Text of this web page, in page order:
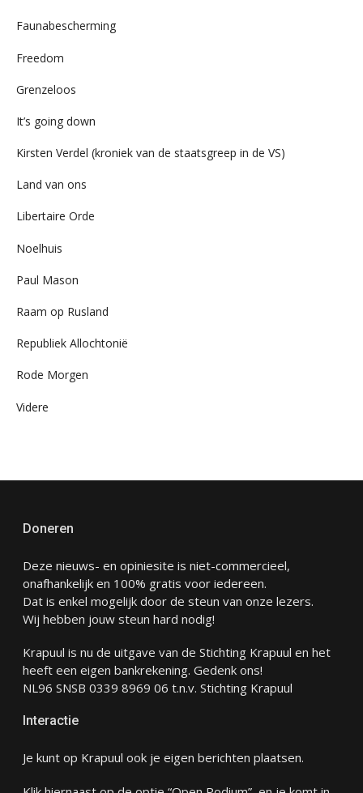
Faunabescherming
Freedom
Grenzeloos
It’s going down
Kirsten Verdel (kroniek van de staatsgreep in de VS)
Land van ons
Libertaire Orde
Noelhuis
Paul Mason
Raam op Rusland
Republiek Allochtonië
Rode Morgen
Videre
Doneren
Deze nieuws- en opiniesite is niet-commercieel,
onafhankelijk en 100% gratis voor iedereen.
Dat is enkel mogelijk door de steun van onze lezers.
Wij hebben jouw steun hard nodig!
Krapuul is nu de uitgave van de Stichting Krapuul en het
heeft een eigen bankrekening. Gedenk ons!
NL96 SNSB 0339 8969 06 t.n.v. Stichting Krapuul
Interactie
Je kunt op Krapuul ook je eigen berichten plaatsen.